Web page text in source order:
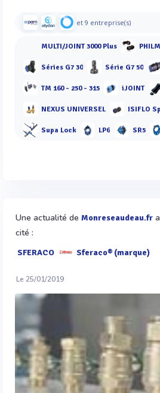
et 9 entreprise(s)
MULTI/JOINT 3000 Plus
Séries G7 30 Série G7 50
TM 160 - 250 - 315 iJOINT
NEXUS UNIVERSEL ISIFLO
Supa Lock LP6 SR5
Une actualité de Monreseaudeau.fr
cité :
SFERACO Sferaco® (marque)
Le 25/01/2019